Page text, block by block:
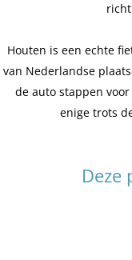
Houten is een echte
van Nederlandse
de auto stappen
enige trots
Deze